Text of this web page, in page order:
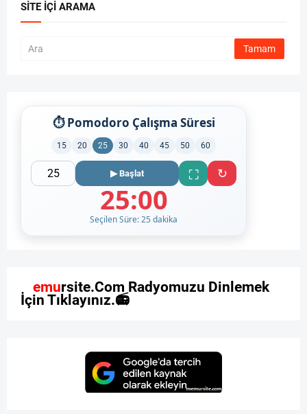
SITE İÇI ARAMA
⏱ Pomodoro Çalışma Süresi
15 20 25 30 40 45 50 60
▶ Başlat ⛶ ↻
25:00
Seçilen Süre: 25 dakika
emursite.Com Radyomuzu Din emek
İçin Tı kl ayınız.